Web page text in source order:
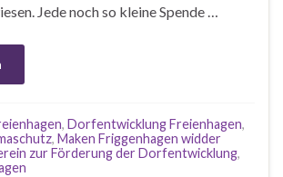
Jede noch so kleine Spende …
, Dorfentwicklung Freienhagen,
, Maken Friggenhagen widder
zur Förderung der Dorfentwicklung,